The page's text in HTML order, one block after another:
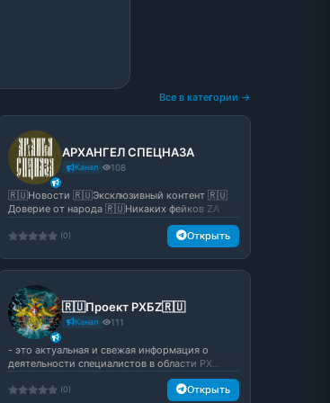
Все в категории →
АРХАНГЕЛ СПЕЦНАЗА
Канал 108
🇷🇺Новости 🇷🇺Эксклюзивный контент 🇷🇺
Доверие от народа 🇷🇺Никаких фейков ZA
(0) Открыть
🇷🇺Проект РХБZ🇷🇺
Канал 111
- это актуальная и свежая информация о
деятельности специалистов в области РХ...
(0) Открыть